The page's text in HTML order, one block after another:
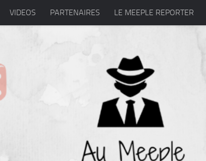
VIDEOS PARTENAIRES LE MEEPLE REPORTER